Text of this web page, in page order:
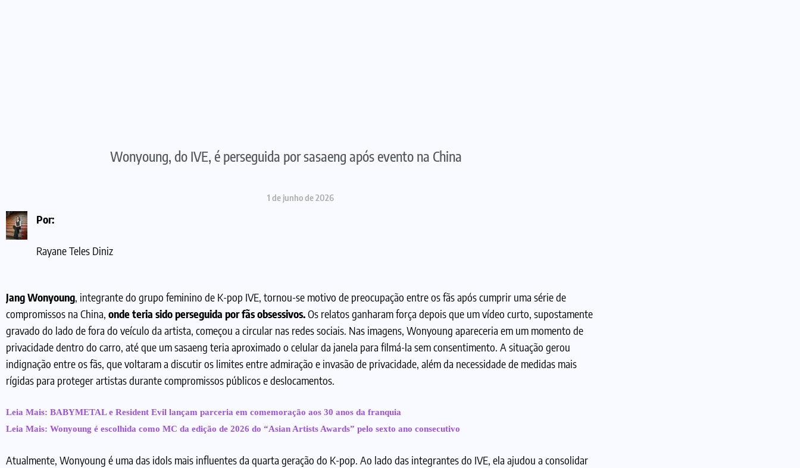
Wonyoung, do IVE, é perseguida por sasaeng após evento na China
1 de junho de 2026
Por:
Rayane Teles Diniz
Jang Wonyoung, integrante do grupo feminino de K-pop IVE, tornou-se motivo de preocupação entre os fãs após cumprir uma série de
compromissos na China, onde teria sido perseguida por fãs obsessivos.Os relatos ganharam força depois que um vídeo curto, supostamente
gravado do lado de fora do veículo da artista, começou a circular nas redes sociais. Nas imagens, Wonyoung apareceria em um momento de
privacidade dentro do carro, até que um sasaeng teria aproximado o celular da janela para filmá-la sem consentimento. A situação gerou
indignação entre os fãs, que voltaram a discutir os limites entre admiração e invasão de privacidade, além da necessidade de medidas mais
rígidas para proteger artistas durante compromissos públicos e deslocamentos.
Leia Mais: BABYMETAL e Resident Evil lançam parceria em comemoração aos 30 anos da franquia
Leia Mais: Wonyoung é escolhida como MC da edição de 2026 do “Asian Artists Awards” pelo sexto ano consecutivo
Atualmente, Wonyoung é uma das idols mais influentes da quarta geração do K-pop. Ao lado das integrantes do IVE, ela ajudou a consolidar